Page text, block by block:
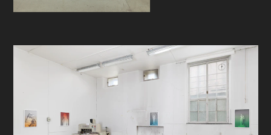
I fjor høst åpent Oslo Negativ
Oslos befolkning ved å slippe de inn
i mørkerommene. I samarbeid med
byens fotogallerier kan vi med
stolthet si at festivalens 127
fotografer ble eksponert for over ti